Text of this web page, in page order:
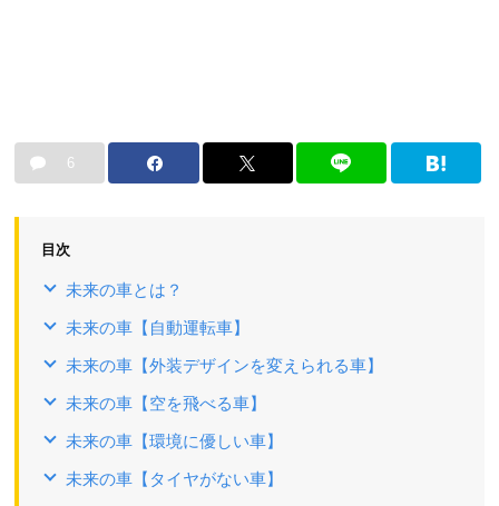
6
目次
未来の車とは？
未来の車【自動運転車】
未来の車【外装デザインを変えられる車】
未来の車【空を飛べる車】
未来の車【環境に優しい車】
未来の車【タイヤがない車】